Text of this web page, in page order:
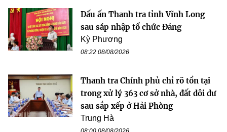
Dấu ấn Thanh tra tỉnh Vĩnh Long
sau sáp nhập tổ chức Đảng
Kỳ Phương
08:22 08/08/2026
Thanh tra Chính phủ chỉ rõ tồn tại
trong xử lý 363 cơ sở nhà, đất dôi dư
sau sắp xếp ở Hải Phòng
Trung Hà